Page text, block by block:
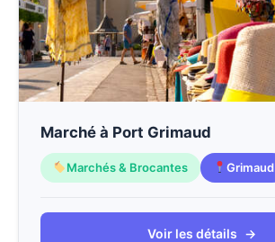
Marché à Port Grimaud
Marchés & Brocantes Grimaud
Voir les détails →